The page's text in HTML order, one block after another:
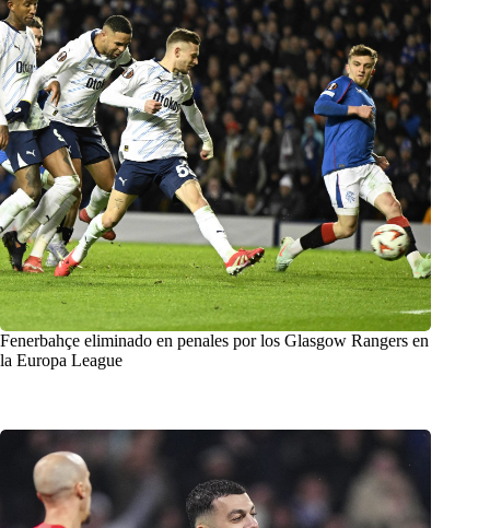
Fenerbahçe eliminado en penales por los Glasgow Rangers en
la Europa League